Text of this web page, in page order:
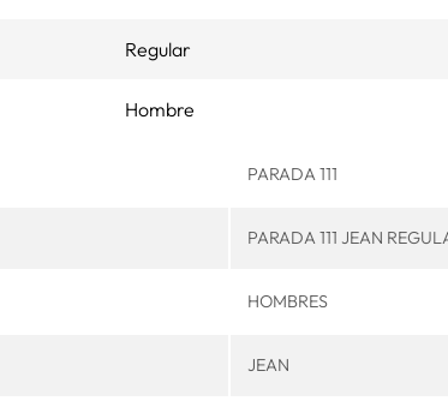
Regular
Hombre
PARADA 111
PARADA 111 JEAN
HOMBRES
JEAN